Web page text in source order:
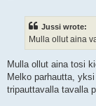
Jussi wrote:
Mulla ollut aina
Mulla ollut aina tosi
Melko parhautta,
tripauttavalla tavalla